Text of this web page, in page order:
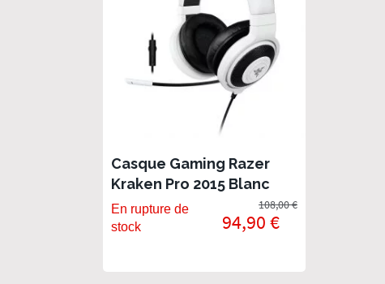
Casque Gaming Razer
Kraken Pro 2015 Blanc
pour PC, PS4, Xbox One
En rupture de
stock
94,90 €
108,00 €